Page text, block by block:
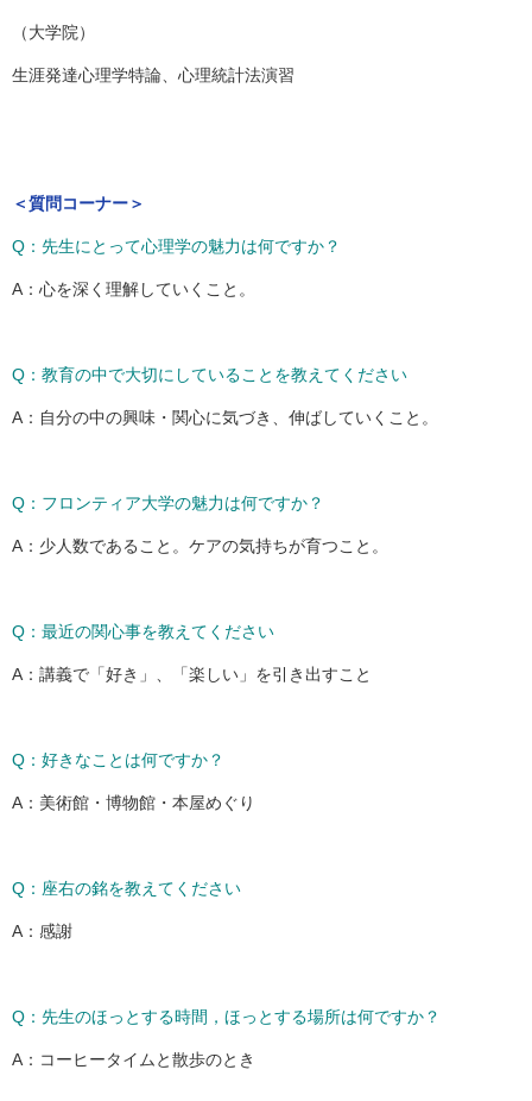
（大学院）
生涯発達心理学特論、心理統計法演習
＜質問コーナー＞
Q：先生にとって心理学の魅力は何ですか？
A：心を深く理解していくこと。
Q：教育の中で大切にしていることを教えてください
A：自分の中の興味・関心に気づき、伸ばしていくこと。
Q：フロンティア大学の魅力は何ですか？
A：少人数であること。ケアの気持ちが育つこと。
Q：最近の関心事を教えてください
A：講義で「好き」、「楽しい」を引き出すこと
Q：好きなことは何ですか？
A：美術館・博物館・本屋めぐり
Q：座右の銘を教えてください
A：感謝
Q：先生のほっとする時間，ほっとする場所は何ですか？
A：コーヒータイムと散歩のとき